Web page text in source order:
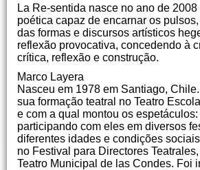
La Re-sentida nasce no ano de
poética capaz de encarnar os
das formas e discursos artísticos
reflexão provocativa, concedendo à
crítica, reflexão e construção.
Marco Layera
Nasceu em 1978 em Santiago, Chile.
sua formação teatral no Teatro
e com a qual montou os espetáculos:
participando com eles em diversos
diferentes idades e condições
no Festival para Directores
Teatro Municipal de las Condes. Foi